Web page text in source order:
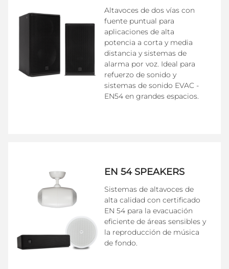
Altavoces de dos vías con
fuente puntual para
aplicaciones de alta
potencia a corta y media
distancia y sistemas de
alarma por voz. Ideal para
refuerzo de sonido y
sistemas de sonido EVAC -
EN54 en grandes espacios.
EN 54 SPEAKERS
Sistemas de altavoces de
alta calidad con certificado
EN 54 para la evacuación
eficiente de áreas sensibles y
la reproducción de música
de fondo.